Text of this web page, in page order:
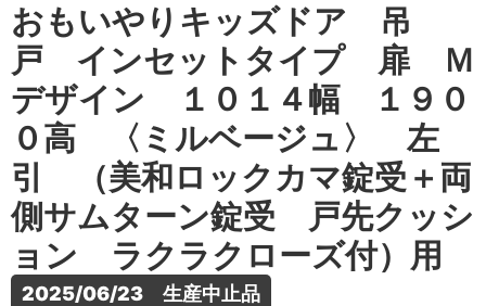
おもいやりキッズドア 吊
戸 インセットタイプ 扉 Ｍ
デザイン １０１４幅 １９０
０高 〈ミルベージュ〉 左
引 （美和ロックカマ錠受＋両
側サムターン錠受 戸先クッシ
ョン ラクラクローズ付）用
2025/06/23　生産中止品